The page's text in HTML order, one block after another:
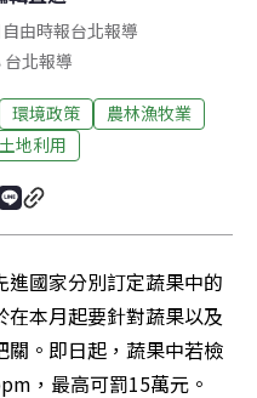
由時報台北報導
台北報導
環境政策
農林漁牧業
土地利用
國家分別訂定蔬果中的
本月起要針對蔬果以及
。即日起，蔬果中若檢
，最高可罰15萬元。